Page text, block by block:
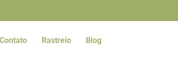
Contato Rastreio Blog